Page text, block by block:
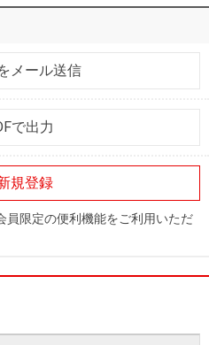
メール送信
で出力
規登録
員限定の便利機能をご利用いただ